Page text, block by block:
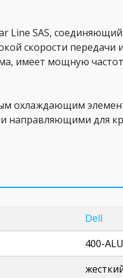
Line SAS,
скорости
имеет мощную
охлаждающим
направляющими для
Dell
400-